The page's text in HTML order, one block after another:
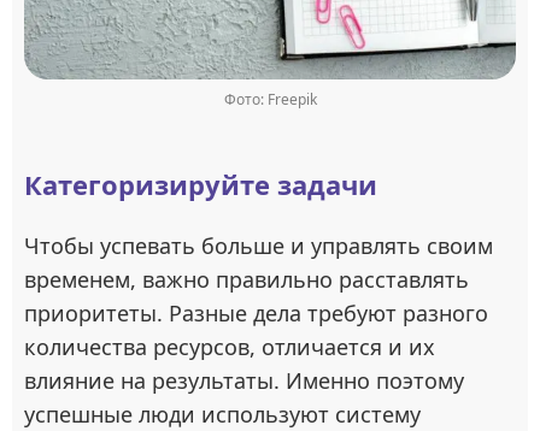
Фото: Freepik
Категоризируйте задачи
Чтобы успевать больше и управлять своим
временем, важно правильно расставлять
приоритеты. Разные дела требуют разного
количества ресурсов, отличается и их
влияние на результаты. Именно поэтому
успешные люди используют систему